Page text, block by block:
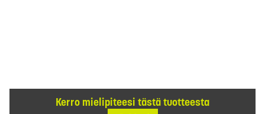
Kerro mielipiteesi tästä tuotteesta